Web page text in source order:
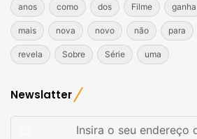
anos como dos Filme ganha
mais nova novo não para
revela Sobre Série uma
Newslatter